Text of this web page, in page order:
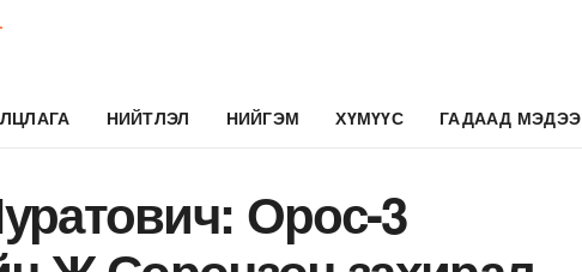
НИЙТЛЭЛ НИЙГЭМ ХҮМҮҮС ГАДААД МЭДЭЭ
Орос-3